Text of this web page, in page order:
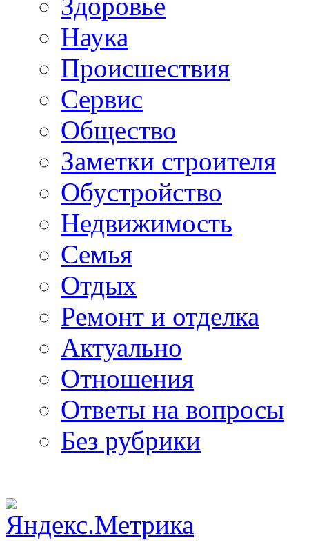
Наука
Происшествия
Сервис
Общество
Заметки строителя
Обустройство
Недвижимость
Семья
Отдых
Ремонт и отделка
Актуально
Отношения
Ответы на вопросы
Без рубрики